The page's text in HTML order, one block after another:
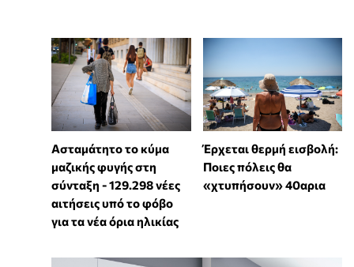
Ασταμάτητο το κύμα
μαζικής φυγής στη
σύνταξη - 129.298 νέες
αιτήσεις υπό το φόβο
για τα νέα όρια ηλικίας
Έρχεται θερμή εισβολή:
Ποιες πόλεις θα
«χτυπήσουν» 40αρια